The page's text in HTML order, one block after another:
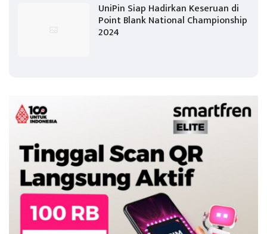
UniPin Siap Hadirkan Keseruan di
Point Blank National Championship
2024